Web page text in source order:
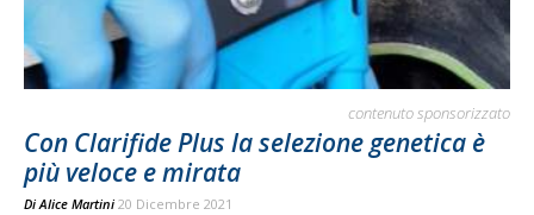
contenuto sponsorizzato
Con Clarifide Plus la selezione genetica è
più veloce e mirata
DiAlice Martini 20 Dicembre 2021